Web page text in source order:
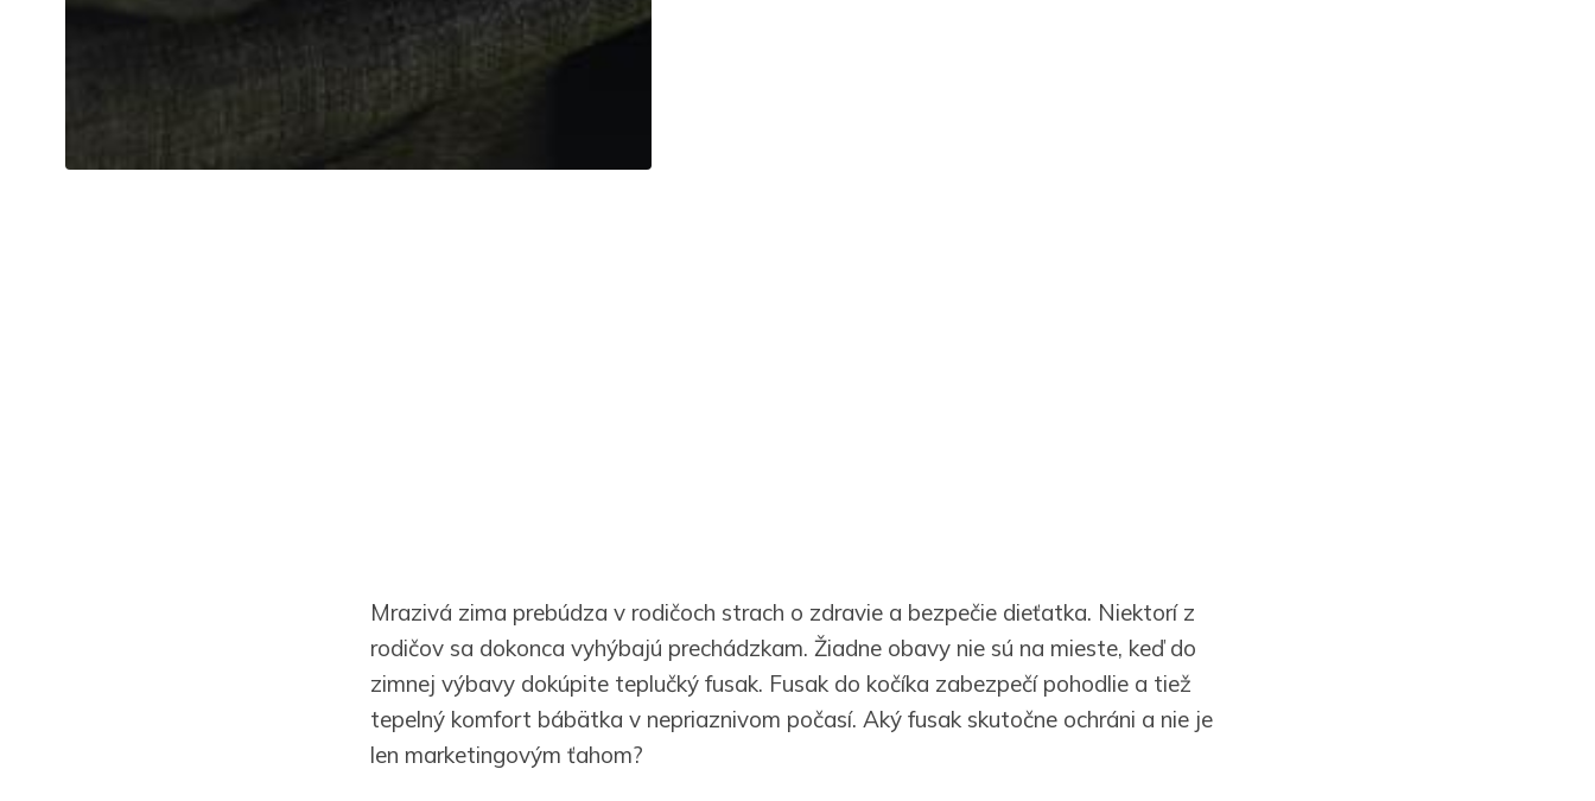
Mrazivá zima prebúdza v rodičoch strach o zdravie a bezpečie dieťatka. Niektorí z
rodičov sa dokonca vyhýbajú prechádzkam. Žiadne obavy nie sú na mieste, keď do
zimnej výbavy dokúpite teplučký fusak. Fusak do kočíka zabezpečí pohodlie a tiež
tepelný komfort bábätka v nepriaznivom počasí. Aký fusak skutočne ochráni a nie je
len marketingovým ťahom?